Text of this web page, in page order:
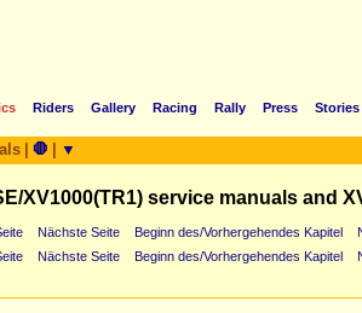
Riders Gallery Racing Rally Press Stories
🛑 ▼
XV1000(TR1) service manuals and
Nächste Seite Beginn des/Vorhergehendes Kapitel
Nächste Seite Beginn des/Vorhergehendes Kapitel